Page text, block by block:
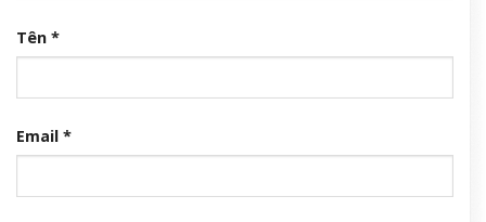
Tên *
Email *